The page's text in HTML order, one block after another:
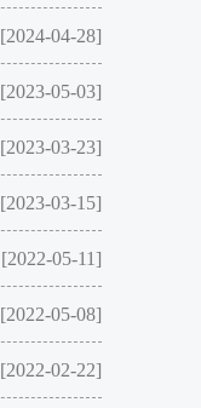
[2024-04-28]
[2023-05-03]
[2023-03-23]
[2023-03-15]
[2022-05-11]
[2022-05-08]
[2022-02-22]